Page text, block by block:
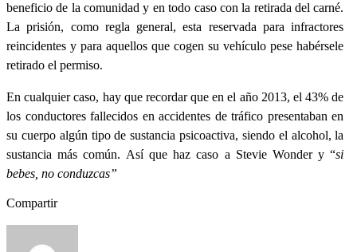
beneficio de la comunidad y en todo caso con la retirada del carné.
La prisión, como regla general, esta reservada para infractores
reincidentes y para aquellos que cogen su vehículo pese habérsele
retirado el permiso.
En cualquier caso, hay que recordar que en el año 2013, el 43% de
los conductores fallecidos en accidentes de tráfico presentaban en
su cuerpo algún tipo de sustancia psicoactiva, siendo el alcohol, la
sustancia más común. Así que haz caso a Stevie Wonder y “si
bebes, no conduzcas”
Compartir